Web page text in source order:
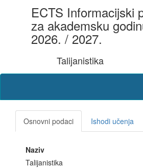
ECTS Informacijski
za akademsku
2026. / 2027.
Talijanistika
Osnovni podaci Ishodi učenja
Naziv
Talijanistika